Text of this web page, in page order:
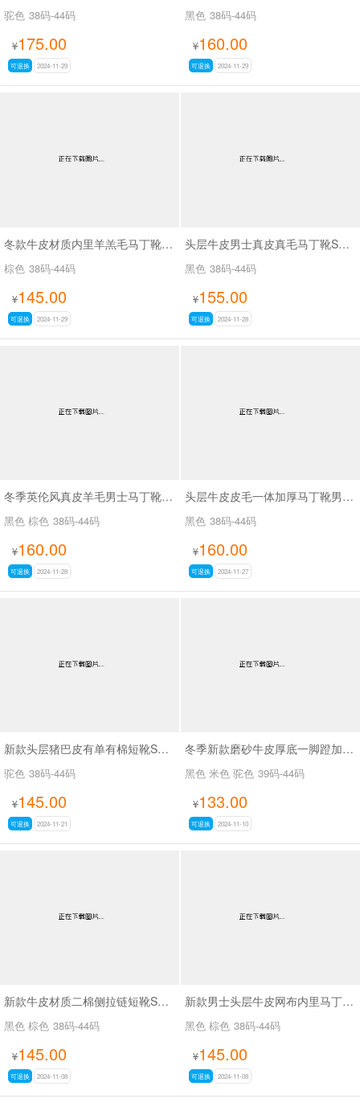
驼色 38码-44码
¥175.00
可退换 2024-11-29
黑色 38码-44码
¥160.00
可退换 2024-11-29
冬款牛皮材质内里羊羔毛马丁靴SA18618
棕色 38码-44码
¥145.00
可退换 2024-11-29
头层牛皮男士真皮真毛马丁靴SA8895
黑色 38码-44码
¥155.00
可退换 2024-11-28
冬季英伦风真皮羊毛男士马丁靴SA8719
黑色 棕色 38码-44码
¥160.00
可退换 2024-11-28
头层牛皮皮毛一体加厚马丁靴男士SA8891
黑色 38码-44码
¥160.00
可退换 2024-11-27
新款头层猪巴皮有单有棉短靴SA1431015
驼色 38码-44码
¥145.00
可退换 2024-11-21
冬季新款磨砂牛皮厚底一脚蹬加绒加厚雪地靴SAM58105
黑色 米色 驼色 39码-44码
¥133.00
可退换 2024-11-10
新款牛皮材质二棉侧拉链短靴SA8777
黑色 棕色 38码-44码
¥145.00
可退换 2024-11-08
新款男士头层牛皮网布内里马丁靴SA8158
黑色 棕色 38码-44码
¥145.00
可退换 2024-11-08